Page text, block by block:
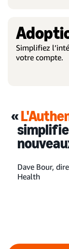
Simplifiez
votre compte.
«
Dave Bour,
Health